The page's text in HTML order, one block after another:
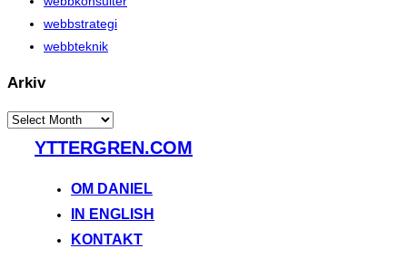
webbstrategi
webbteknik
Arkiv
Arkiv
YTTERGREN.COM
OM DANIEL
IN ENGLISH
KONTAKT